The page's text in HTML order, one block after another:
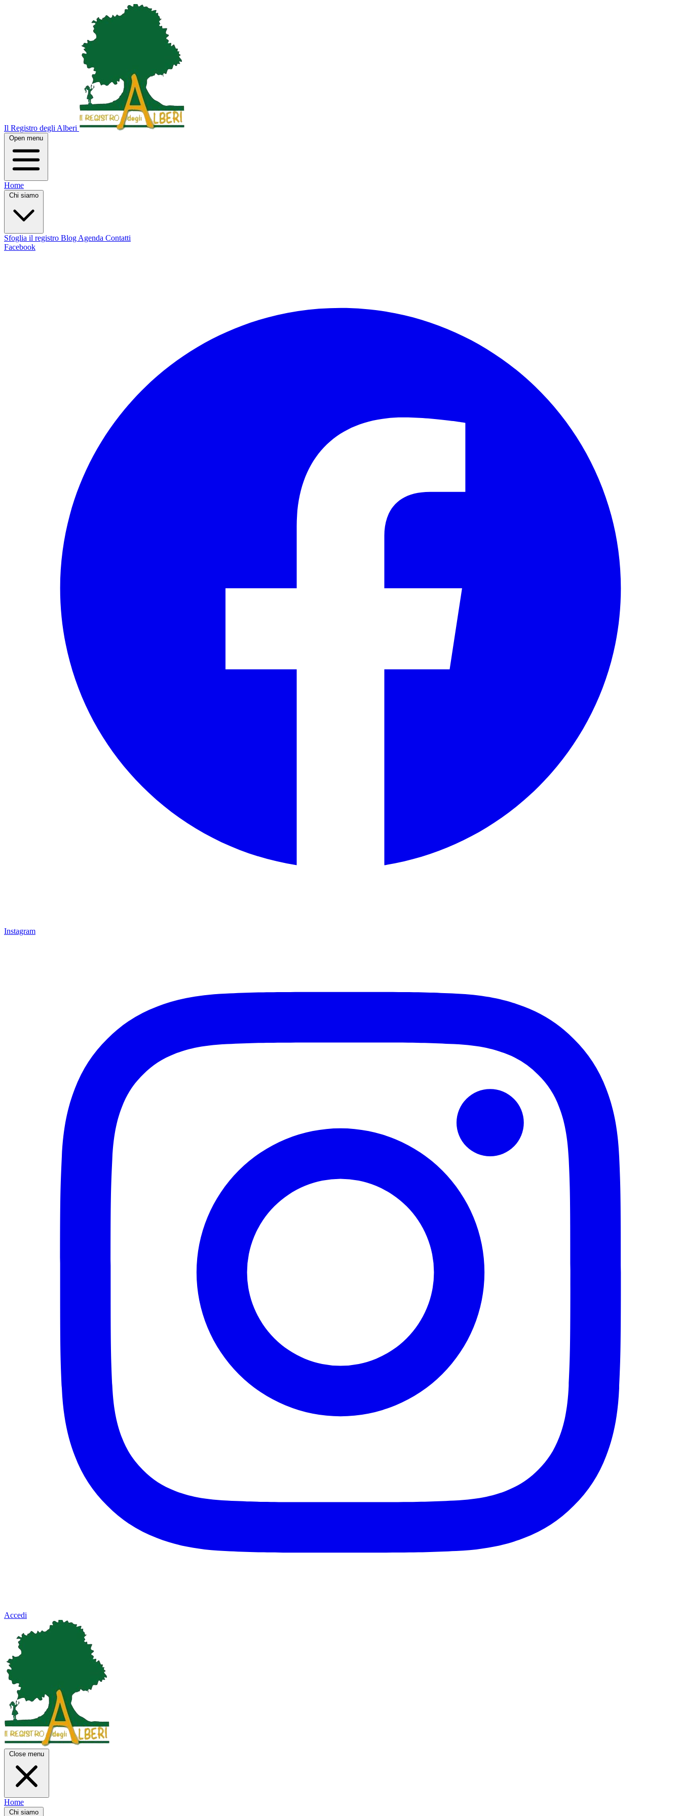
Il Registro degli Alberi
Open menu
Home
Chi siamo
Sfoglia il registro Blog Agenda Contatti
Facebook
Instagram
Accedi
Close menu
Home
Chi siamo